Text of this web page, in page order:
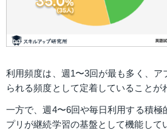
利用頻度は、週1〜3回が最も多く、ア
られる頻度として定着していることが
一方で、週4〜6回や毎日利用する積極
プリが継続学習の基盤として機能して